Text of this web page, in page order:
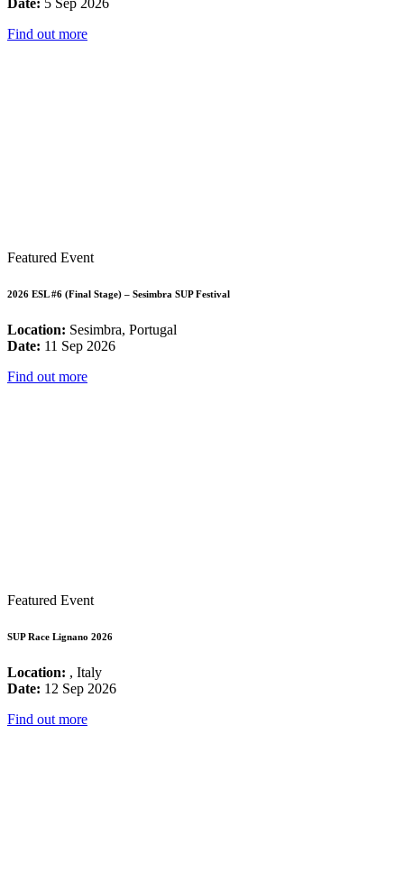
Find out more
Featured Event
2026 ESL #6 (Final Stage) – Sesimbra SUP Festival
Location: Sesimbra, Portugal
Date: 11 Sep 2026
Find out more
Featured Event
SUP Race Lignano 2026
Location: , Italy
Date: 12 Sep 2026
Find out more